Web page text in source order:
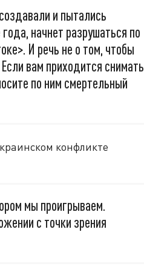
и пытались
начнет разрушаться по
И речь не о том, чтобы
вам приходится снимать
по ним смертельный
конфликте
мы проигрываем.
с точки зрения